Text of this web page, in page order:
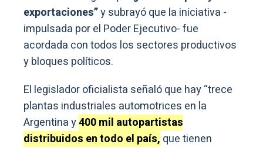
exportaciones”y subrayó que la iniciativa -
impulsada por el Poder Ejecutivo- fue
acordada con todos los sectores productivos
y bloques políticos.
El legislador oficialista señaló que hay “trece
plantas industriales automotrices en la
Argentina y400 mil autopartistas
distribuidos en todo el país, que tienen